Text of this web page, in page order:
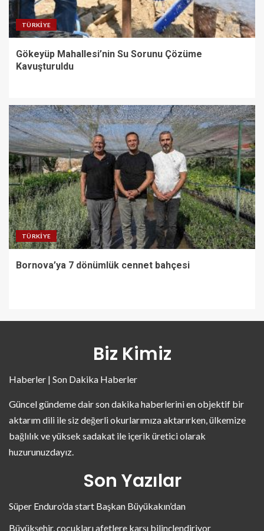
TÜRKIYE
Gökeyüp Mahallesi’nin Su Sorunu Çözüme
Kavuşturuldu
TÜRKIYE
Bornova’ya 7 dönümlük cennet bahçesi
Biz Kimiz
Haberler | Son Dakika Haberler
Güncel gündeme dair son dakika haberlerini en objektif bir
aktarım dili ile siz değerli okurlarımıza aktarırken, ülkemize
bağlılık ve yüksek sadakat ile içerik üretici olarak
huzurunuzdayız.
Son Yazılar
Süper Enduro’da start Başkan Büyükakın’dan
Büyükşehir, çocukları afetlere karşı bilinçlendiriyor